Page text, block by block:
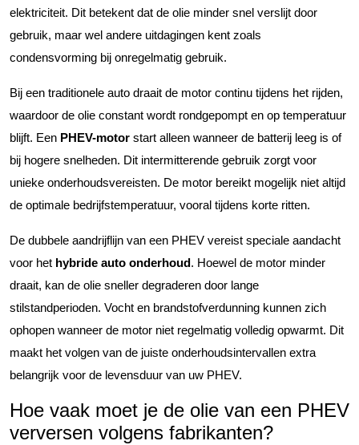
elektriciteit. Dit betekent dat de olie minder snel verslijt door
gebruik, maar wel andere uitdagingen kent zoals
condensvorming bij onregelmatig gebruik.
Bij een traditionele auto draait de motor continu tijdens het rijden,
waardoor de olie constant wordt rondgepompt en op temperatuur
blijft. Een PHEV-motor start alleen wanneer de batterij leeg is of
bij hogere snelheden. Dit intermitterende gebruik zorgt voor
unieke onderhoudsvereisten. De motor bereikt mogelijk niet altijd
de optimale bedrijfstemperatuur, vooral tijdens korte ritten.
De dubbele aandrijflijn van een PHEV vereist speciale aandacht
voor het hybride auto onderhoud. Hoewel de motor minder
draait, kan de olie sneller degraderen door lange
stilstandperioden. Vocht en brandstofverdunning kunnen zich
ophopen wanneer de motor niet regelmatig volledig opwarmt. Dit
maakt het volgen van de juiste onderhoudsintervallen extra
belangrijk voor de levensduur van uw PHEV.
Hoe vaak moet je de olie van een PHEV
verversen volgens fabrikanten?